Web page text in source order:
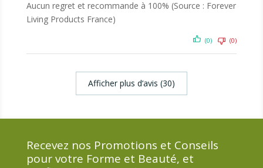
Aucun regret et recommande à 100% (Source : Forever
Living Products France)
(0) (0)
Afficher plus d‘avis (30)
Recevez nos Promotions et Conseils
pour votre Forme et Beauté, et